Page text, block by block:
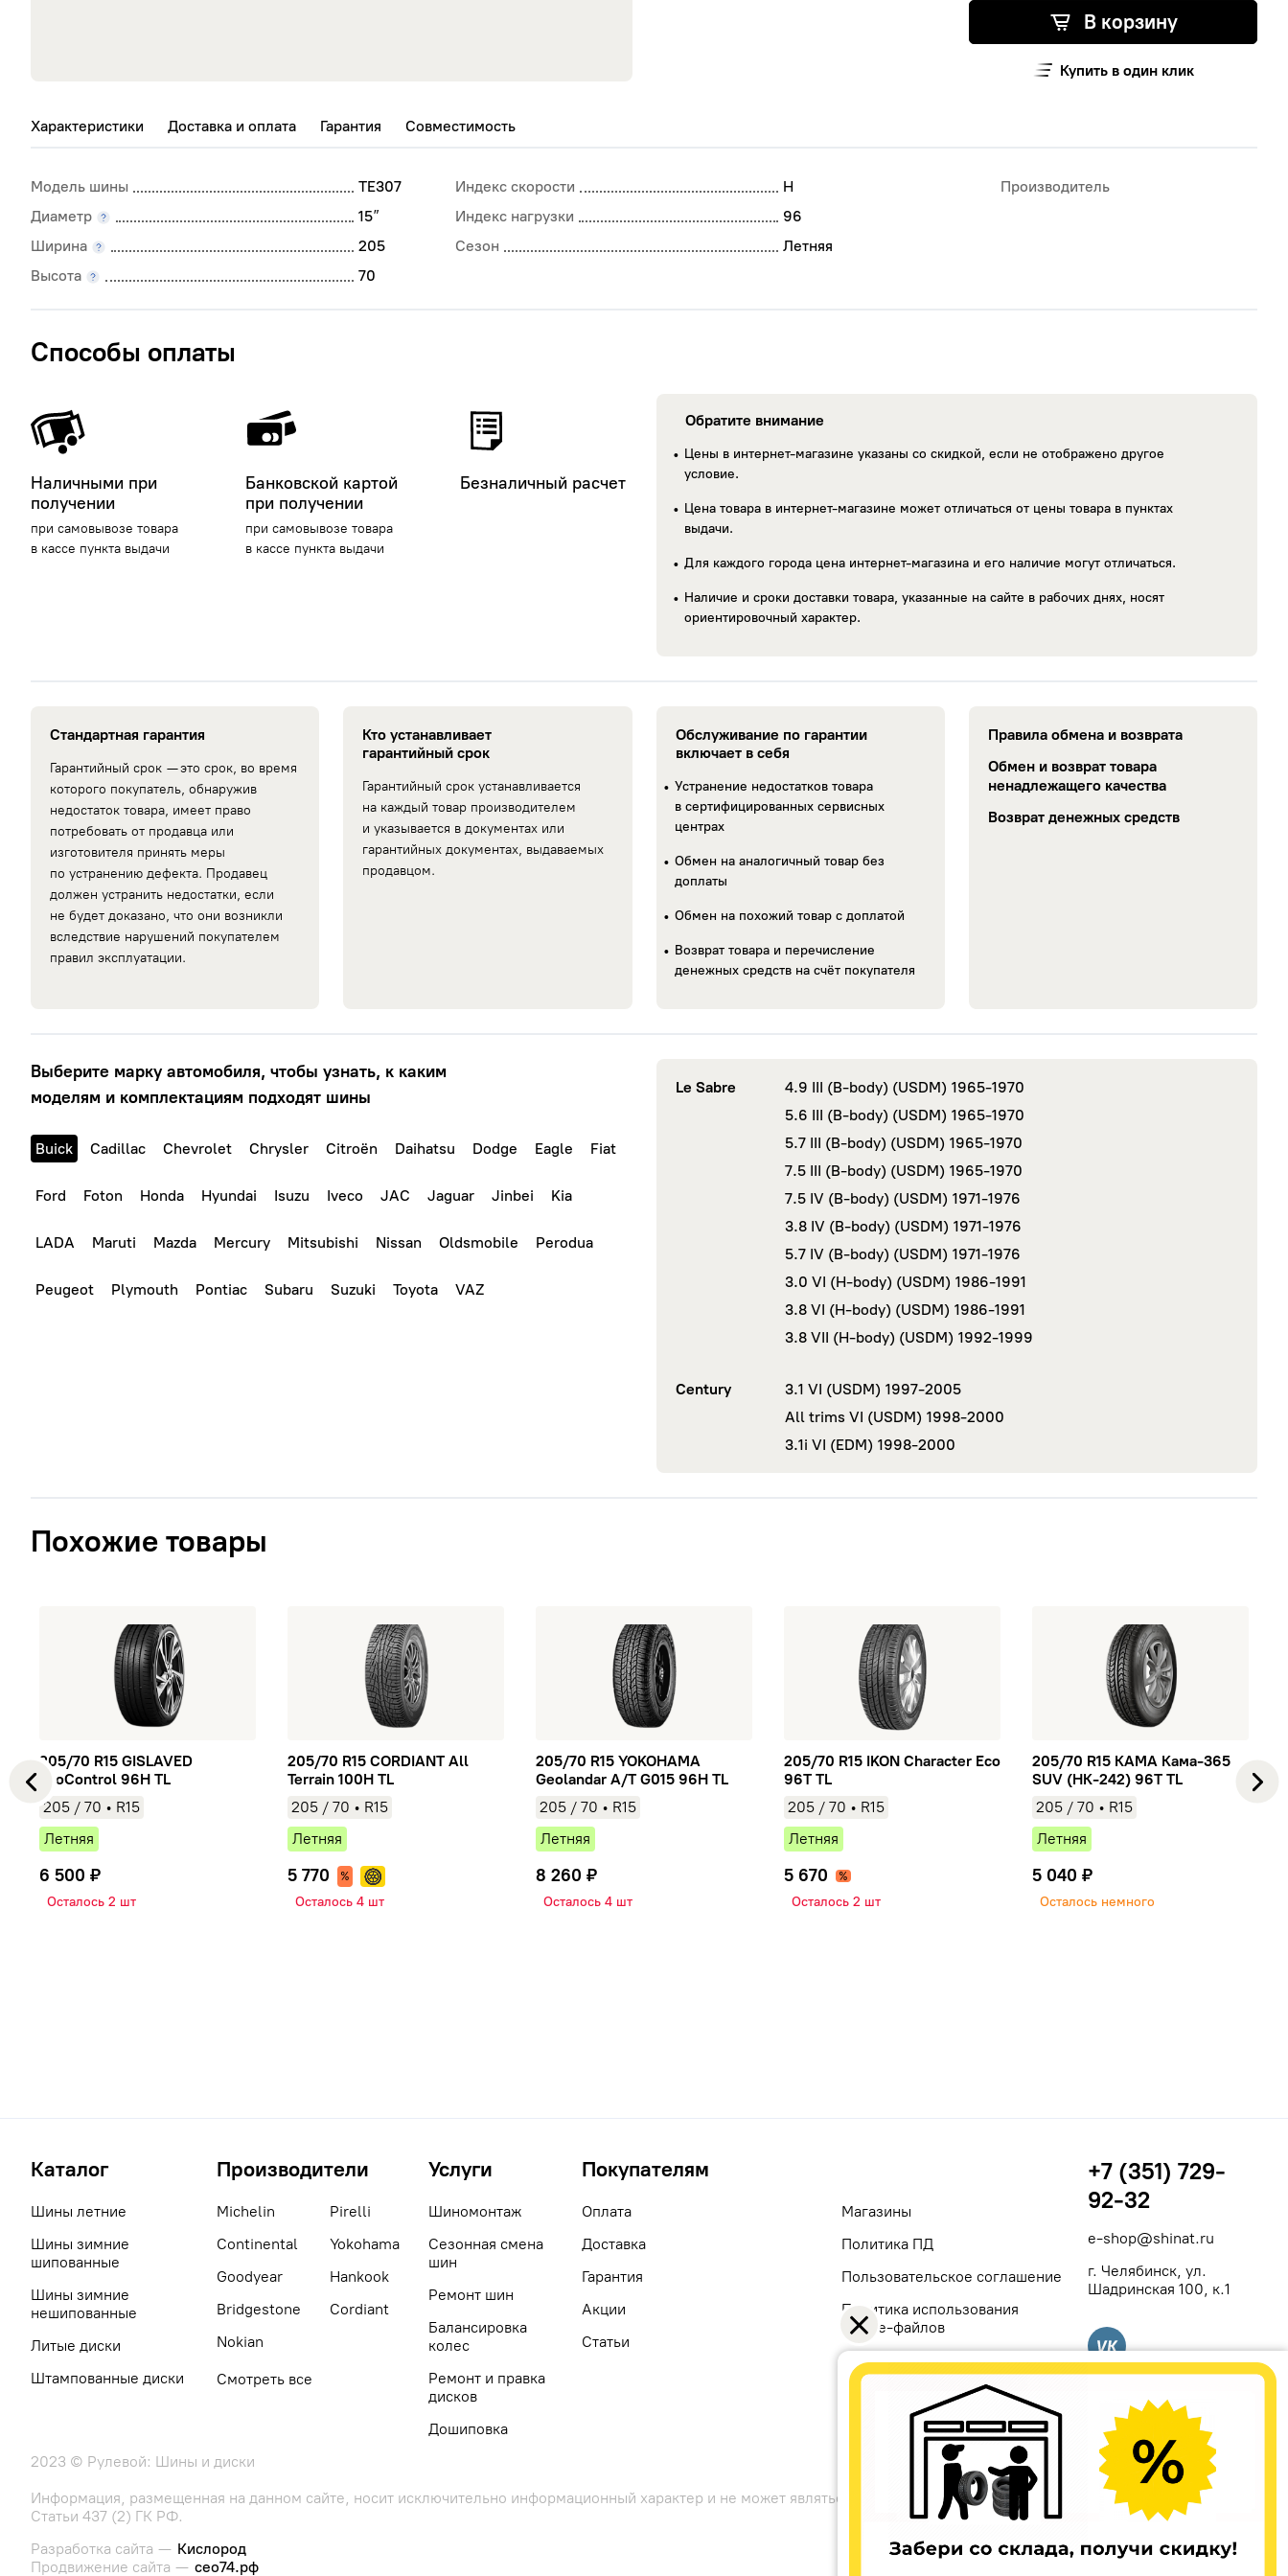
В корзину
Купить в один клик
Характеристики Доставка и оплата Гарантия Совместимость
Модель шины
TE307
Диаметр
15″
Ширина
205
Высота
70
Индекс скорости
H
Индекс нагрузки
96
Сезон
Летняя
Производитель
Способы оплаты
Наличными при
получении
при самовывозе товара
в кассе пункта выдачи
Банковской картой
при получении
при самовывозе товара
в кассе пункта выдачи
Безналичный расчет
Обратите внимание
Цены в интернет-магазине указаны со скидкой, если не отображено другое
условие.
Цена товара в интернет-магазине может отличаться от цены товара в пунктах
выдачи.
Для каждого города цена интернет-магазина и его наличие могут отличаться.
Наличие и сроки доставки товара, указанные на сайте в рабочих днях, носят
ориентировочный характер.
Стандартная гарантия
Гарантийный срок — это срок, во время
которого покупатель, обнаружив
недостаток товара, имеет право
потребовать от продавца или
изготовителя принять меры
по устранению дефекта. Продавец
должен устранить недостатки, если
не будет доказано, что они возникли
вследствие нарушений покупателем
правил эксплуатации.
Кто устанавливает
гарантийный срок
Гарантийный срок устанавливается
на каждый товар производителем
и указывается в документах или
гарантийных документах, выдаваемых
продавцом.
Обслуживание по гарантии
включает в себя
Устранение недостатков товара
в сертифицированных сервисных
центрах
Обмен на аналогичный товар без
доплаты
Обмен на похожий товар с доплатой
Возврат товара и перечисление
денежных средств на счёт покупателя
Правила обмена и возврата
Обмен и возврат товара
ненадлежащего качества
Возврат денежных средств
Выберите марку автомобиля, чтобы узнать, к каким
моделям и комплектациям подходят шины
Buick Cadillac Chevrolet Chrysler Citroën Daihatsu Dodge Eagle Fiat
Ford Foton Honda Hyundai Isuzu Iveco JAC Jaguar Jinbei Kia
LADA Maruti Mazda Mercury Mitsubishi Nissan Oldsmobile Perodua
Peugeot Plymouth Pontiac Subaru Suzuki Toyota VAZ
Le Sabre 4.9 III (B-body) (USDM) 1965-1970
5.6 III (B-body) (USDM) 1965-1970
5.7 III (B-body) (USDM) 1965-1970
7.5 III (B-body) (USDM) 1965-1970
7.5 IV (B-body) (USDM) 1971-1976
3.8 IV (B-body) (USDM) 1971-1976
5.7 IV (B-body) (USDM) 1971-1976
3.0 VI (H-body) (USDM) 1986-1991
3.8 VI (H-body) (USDM) 1986-1991
3.8 VII (H-body) (USDM) 1992-1999
Century 3.1 VI (USDM) 1997-2005
All trims VI (USDM) 1998-2000
3.1i VI (EDM) 1998-2000
Похожие товары
205/70 R15 GISLAVED
EcoControl 96H TL
205 / 70 • R15
Летняя
6 500 ₽
Осталось 2 шт
205/70 R15 CORDIANT All
Terrain 100H TL
205 / 70 • R15
Летняя
5 770 Бесплатный шиномонтаж
Осталось 4 шт
205/70 R15 YOKOHAMA
Geolandar A/T G015 96H TL
205 / 70 • R15
Летняя
8 260 ₽
Осталось 4 шт
205/70 R15 IKON Character Eco
96T TL
205 / 70 • R15
Летняя
5 670
Осталось 2 шт
205/70 R15 КАМА Кама-365
SUV (НК-242) 96T TL
205 / 70 • R15
Летняя
5 040 ₽
Осталось немного
Каталог
Шины летние
Шины зимние
шипованные
Шины зимние
нешипованные
Литые диски
Штампованные диски
Производители
Michelin
Continental
Goodyear
Bridgestone
Nokian
Pirelli
Yokohama
Hankook
Cordiant
Смотреть все
Услуги
Шиномонтаж
Сезонная смена
шин
Ремонт шин
Балансировка
колес
Ремонт и правка
дисков
Дошиповка
Покупателям
Оплата
Доставка
Гарантия
Акции
Статьи
Магазины
Политика ПД
Пользовательское соглашение
Политика использования
cookie-файлов
+7 (351) 729-
92-32
e-shop@shinat.ru
г. Челябинск, ул.
Шадринская 100, к.1
Вконтакте
2023 © Рулевой: Шины и диски
Информация, размещенная на данном сайте, носит исключительно информационный характер и не может являться публичной офертой, определяемой положениями
Статьи 437 (2) ГК РФ.
Разработка сайта — Кислород
Продвижение сайта — сео74.рф